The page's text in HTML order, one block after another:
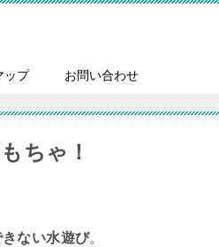
ップ お問い合わせ
ちゃ！
ない水遊び。